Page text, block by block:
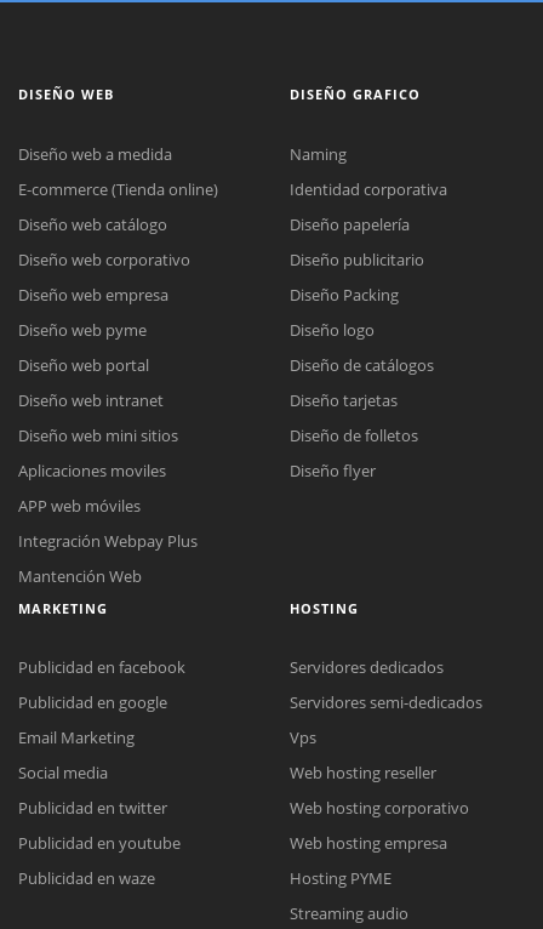
Reunión online
Meet para la reunión online.
Cotización
Chat Online
Todos nuestros ejecutivos están fuera de línea. Complete el formulario
DISEÑO WEB
Diseño web a medida
E-commerce (Tienda online)
Diseño web catálogo
Diseño web corporativo
Diseño web empresa
Diseño web pyme
Diseño web portal
Diseño web intranet
Diseño web mini sitios
Aplicaciones moviles
APP web móviles
Integración Webpay Plus
Mantención Web
DISEÑO GRAFICO
Naming
Identidad corporativa
Diseño papelería
Diseño publicitario
Diseño Packing
Diseño logo
Diseño de catálogos
Diseño tarjetas
Diseño de folletos
Diseño flyer
MARKETING
Publicidad en facebook
Publicidad en google
Email Marketing
Social media
Publicidad en twitter
Publicidad en youtube
Publicidad en waze
HOSTING
Servidores dedicados
Servidores semi-dedicados
Vps
Web hosting reseller
Web hosting corporativo
Web hosting empresa
Hosting PYME
Streaming audio